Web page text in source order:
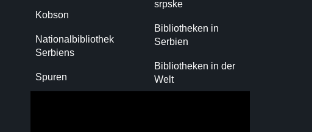
Kobson
Nationalbibliothek
Serbiens
Spuren
srpske
Bibliotheken in
Serbien
Bibliotheken in der
Welt